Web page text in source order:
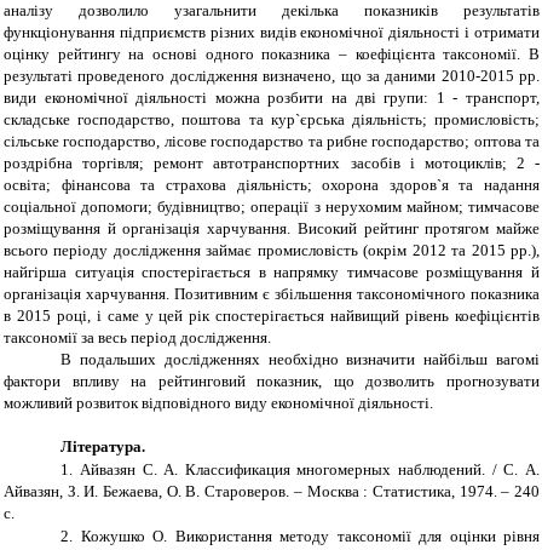
аналізу дозволило узагальнити декілька показників результатів
функціонування підприємств різних видів економічної діяльності і отримати
оцінку рейтингу на основі одного показника – коефіцієнта таксономії. В
результаті проведеного дослідження визначено, що за даними 2010-2015 рр.
види економічної діяльності можна розбити на дві групи: 1 - транспорт,
складське господарство, поштова та кур`єрська діяльність; промисловість;
сільське господарство, лісове господарство та рибне господарство; оптова та
роздрібна торгівля; ремонт автотранспортних засобів і мотоциклів; 2 -
освіта; фінансова та страхова діяльність; охорона здоров`я та надання
соціальної допомоги; будівництво; операції з нерухомим майном; тимчасове
розміщування й організація харчування. Високий рейтинг протягом майже
всього періоду дослідження займає промисловість (окрім 2012 та 2015 рр.),
найгірша ситуація спостерігається в напрямку тимчасове розміщування й
організація харчування. Позитивним є збільшення таксономічного показника
в 2015 році, і саме у цей рік спостерігається найвищий рівень коефіцієнтів
таксономії за весь період дослідження.
В подальших дослідженнях необхідно визначити найбільш вагомі
фактори впливу на рейтинговий показник, що дозволить прогнозувати
можливий розвиток відповідного виду економічної діяльності.
Література.
1. Айвазян С. А. Классификация многомерных наблюдений. / С. А.
Айвазян, З. И. Бежаева, О. В. Староверов. – Москва : Статистика, 1974. – 240
с.
2. Кожушко О. Використання методу таксономії для оцінки рівня